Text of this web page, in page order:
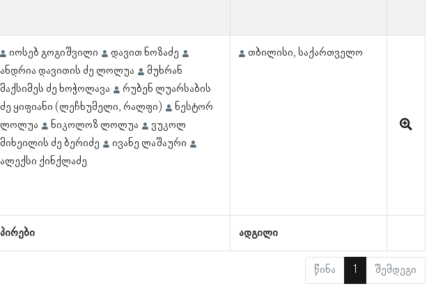
პირები ადგილი
იოსებ გოგიშვილი
დავით ნოზაძე
ანდრია დავითის ძე ლოლუა
მუხრან
მაქსიმეს ძე ხოჭოლავა
რუბენ ლუარსაბის
ძე ყიფიანი (ლეჩხუმელი, რალფი)
ნესტორ
ლოლუა
ნიკოლოზ ლოლუა
ვუკოლ
მიხეილის ძე ბერიძე
ივანე ლაშაური
ალექსი ქინქლაძე
თბილისი, საქართველო
წინა 1 შემდეგი